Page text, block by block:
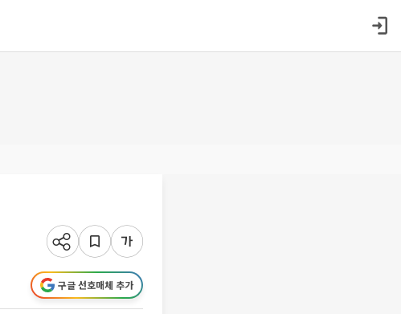
구글 선호매체 추가